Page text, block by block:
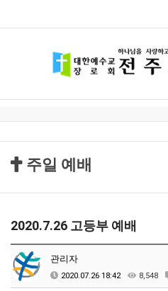
주일 예배
2020.7.26 고등부 예배
관리자
2020.07.26 18:42 8,548